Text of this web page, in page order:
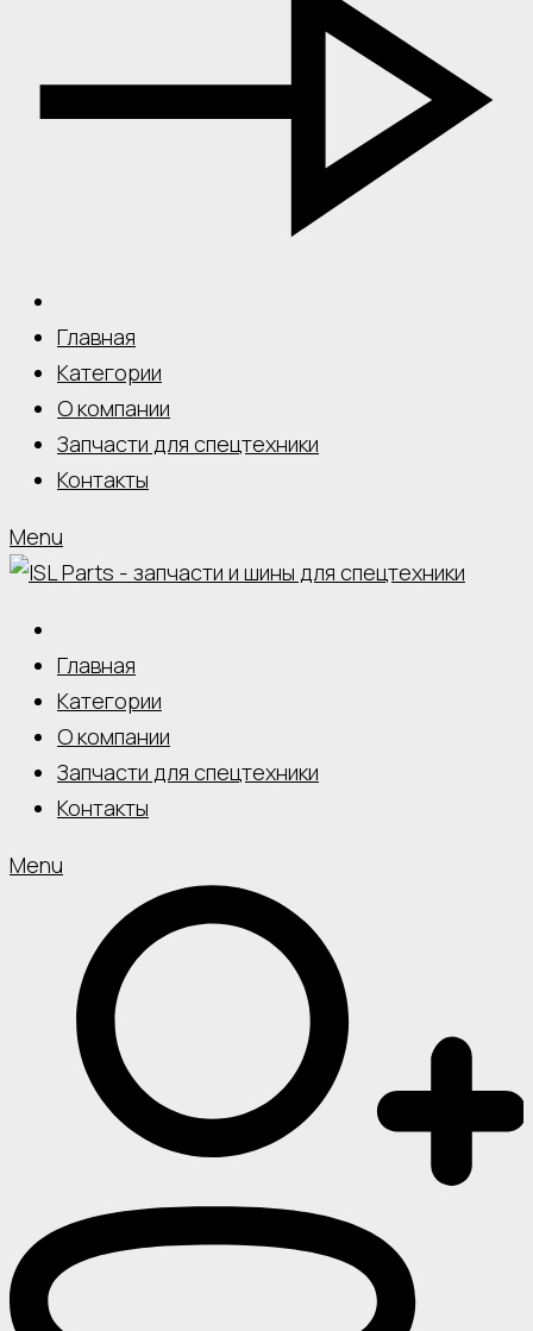
Главная
Категории
О компании
Запчасти для спецтехники
Контакты
Menu
Главная
Категории
О компании
Запчасти для спецтехники
Контакты
Menu